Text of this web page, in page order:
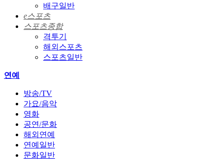
배구일반
e스포츠
스포츠종합
격투기
해외스포츠
스포츠일반
연예
방송/TV
가요/음악
영화
공연/문화
해외연예
연예일반
문화일반